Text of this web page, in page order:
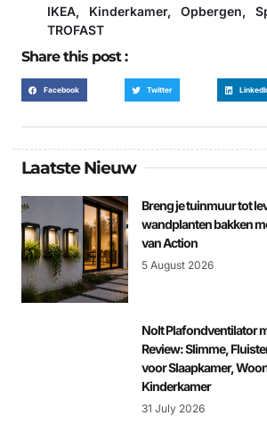
IKEA, Kinderkamer, Opbergen,
TROFAST
Share this post :
Facebook Twitter
Laatste Nieuw
Breng je tuinmuur tot
wandplanten bakken
van Action
5 August 2026
Nolt Plafondventilator
Review: Slimme,
voor Slaapkamer,
Kinderkamer
31 July 2026